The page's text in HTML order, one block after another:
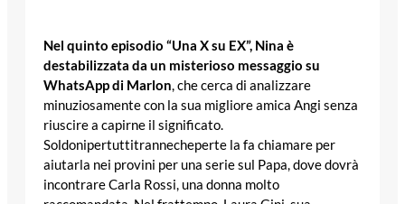
Nel quinto episodio “Una X su EX”, Nina è
destabilizzata da un misterioso messaggio su
WhatsApp di Marlon, che cerca di analizzare
minuziosamente con la sua migliore amica Angi senza
riuscire a capirne il significato.
Soldonipertuttitrannecheperte la fa chiamare per
aiutarla nei provini per una serie sul Papa, dove dovrà
incontrare Carla Rossi, una donna molto